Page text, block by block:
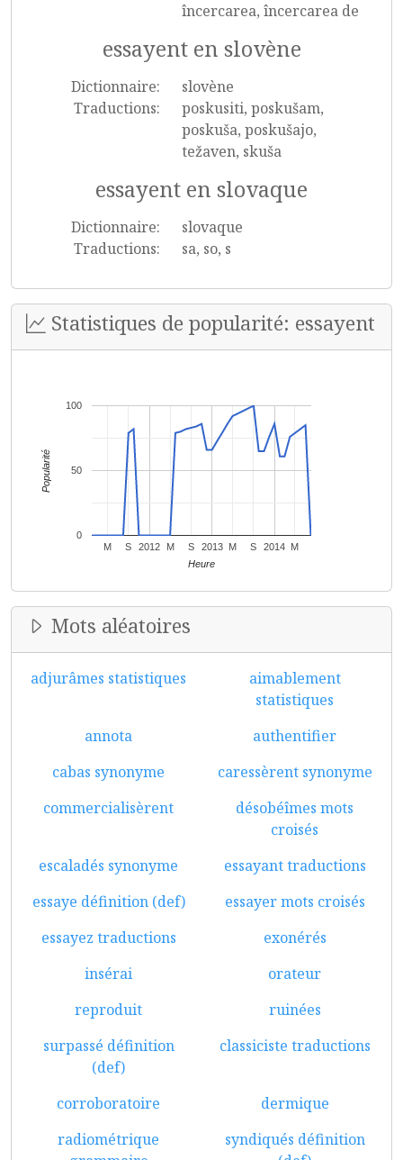
încercarea, încercarea de
essayent en slovène
Dictionnaire:
slovène
Traductions:
poskusiti, poskušam,
poskuša, poskušajo,
težaven, skuša
essayent en slovaque
Dictionnaire:
slovaque
Traductions:
sa, so, s
Statistiques de popularité: essayent
2012 2013 2014
M S M S M S M
0
50
100
Heure
Popularité
Mots aléatoires
adjurâmes statistiques
aimablement
statistiques
annota
authentifier
cabas synonyme
caressèrent synonyme
commercialisèrent
désobéîmes mots
croisés
escaladés synonyme
essayant traductions
essaye définition (def)
essayer mots croisés
essayez traductions
exonérés
insérai
orateur
reproduit
ruinées
surpassé définition
(def)
classiciste traductions
corroboratoire
dermique
radiométrique
syndiqués définition